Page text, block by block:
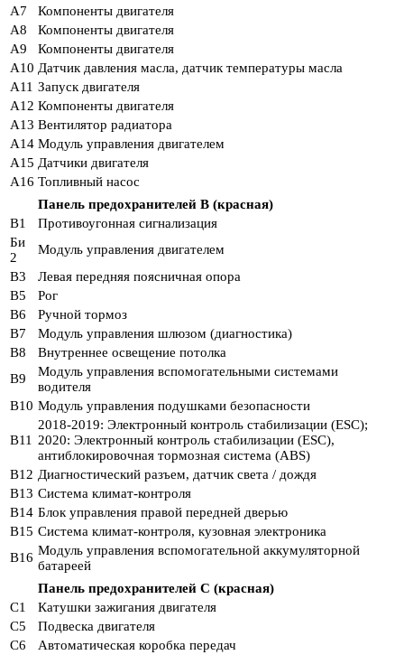
A7
Компоненты двигателя
A8
Компоненты двигателя
A9
Компоненты двигателя
A10 Датчик давления масла, датчик температуры масла
A11 Запуск двигателя
A12 Компоненты двигателя
A13 Вентилятор радиатора
A14 Модуль управления двигателем
A15 Датчики двигателя
A16 Топливный насос
Панель предохранителей B (красная)
B1
Противоугонная сигнализация
Би
2
Модуль управления двигателем
B3
Левая передняя поясничная опора
B5
Рог
B6
Ручной тормоз
B7
Модуль управления шлюзом (диагностика)
B8
Внутреннее освещение потолка
B9
Модуль управления вспомогательными системами
водителя
B10 Модуль управления подушками безопасности
B11
2018-2019: Электронный контроль стабилизации (ESC);
2020: Электронный контроль стабилизации (ESC),
антиблокировочная тормозная система (ABS)
B12 Диагностический разъем, датчик света / дождя
B13 Система климат-контроля
B14 Блок управления правой передней дверью
B15 Система климат-контроля, кузовная электроника
B16 Модуль управления вспомогательной аккумуляторной
батареей
Панель предохранителей C (красная)
C1
Катушки зажигания двигателя
C5
Подвеска двигателя
C6
Автоматическая коробка передач